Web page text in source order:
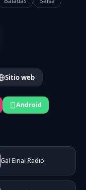
Sitio web
Android
Gal Einai Radio